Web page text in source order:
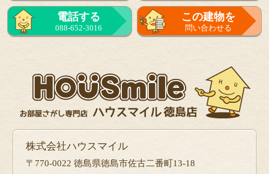
来店予約
をする
電話する
088-652-3016
この建物を
問い合わせる
株式会社ハウスマイル
〒770-0022 徳島県徳島市佐古二番町13-18